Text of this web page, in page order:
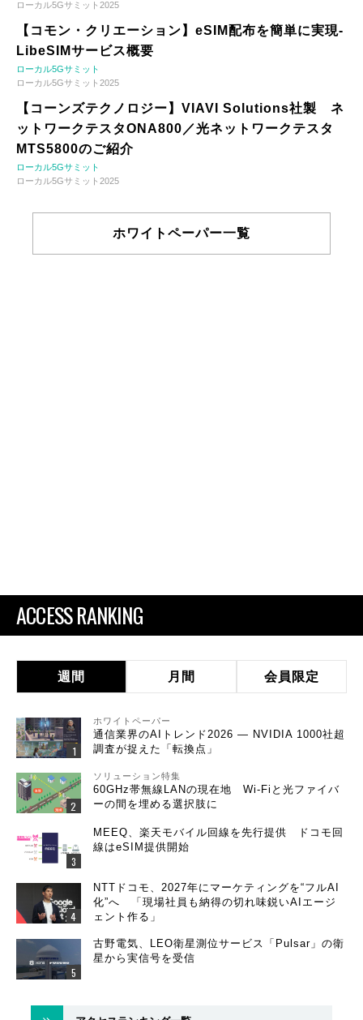
ローカル5Gサミット2025
【コモン・クリエーション】eSIM配布を簡単に実現-
LibeSIMサービス概要
ローカル5Gサミット
ローカル5Gサミット2025
【コーンズテクノロジー】VIAVI Solutions社製 ネ
ットワークテスタONA800／光ネットワークテスタ
MTS5800のご紹介
ローカル5Gサミット
ローカル5Gサミット2025
ホワイトペーパー一覧
ACCESS RANKING
週間 月間 会員限定
ホワイトペーパー
通信業界のAIトレンド2026 ― NVIDIA 1000社超
調査が捉えた「転換点」
ソリューション特集
60GHz帯無線LANの現在地 Wi-Fiと光ファイバ
ーの間を埋める選択肢に
MEEQ、楽天モバイル回線を先行提供 ドコモ回
線はeSIM提供開始
NTTドコモ、2027年にマーケティングを“フルAI
化”へ 「現場社員も納得の切れ味鋭いAIエージ
ェント作る」
古野電気、LEO衛星測位サービス「Pulsar」の衛
星から実信号を受信